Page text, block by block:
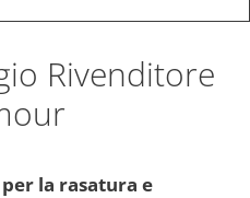
Rivenditore
la rasatura e